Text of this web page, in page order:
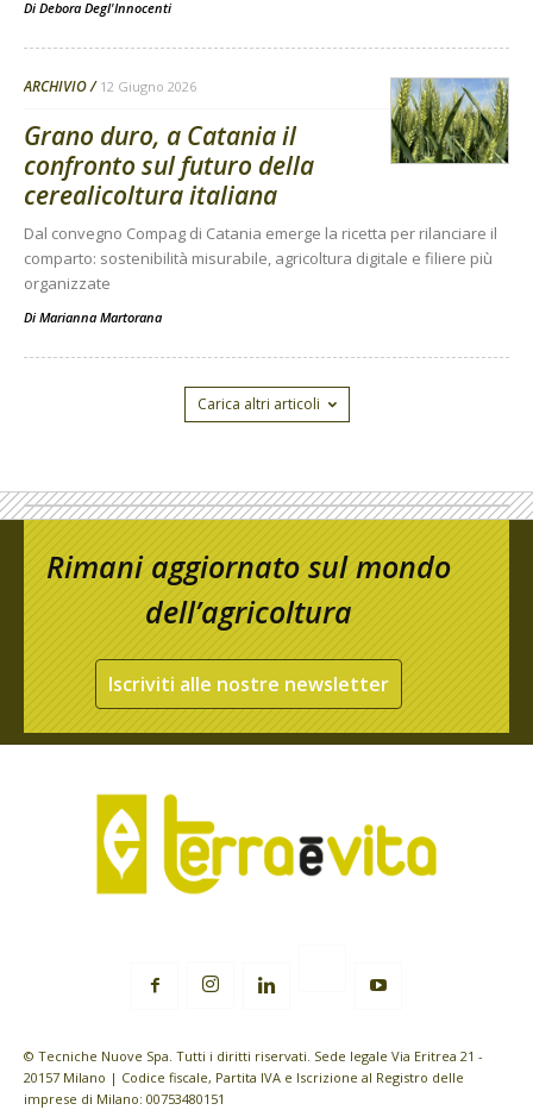
Di Debora Degl'Innocenti
ARCHIVIO 12 Giugno 2026
Grano duro, a Catania il
confronto sul futuro della
cerealicoltura italiana
Dal convegno Compag di Catania emerge la ricetta per rilanciare il
comparto: sostenibilità misurabile, agricoltura digitale e filiere più
organizzate
Di Marianna Martorana
Carica altri articoli
Rimani aggiornato sul mondo
dell’agricoltura
Iscriviti alle nostre newsletter
© Tecniche Nuove Spa. Tutti i diritti riservati. Sede legale Via Eritrea 21 -
20157 Milano | Codice fiscale, Partita IVA e Iscrizione al Registro delle
imprese di Milano: 00753480151